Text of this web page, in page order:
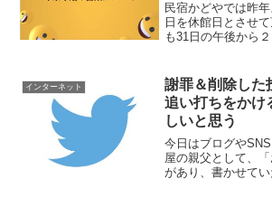
民宿かどやでは昨
日を休館日とさせ
も31日の午後から
お問い合わせいた
せんのでご了承下
インターネット
謝罪＆削除した
追い打ちをかけ
しいと思う
今日はブログや
屋の親父として、
があり、書かせてい